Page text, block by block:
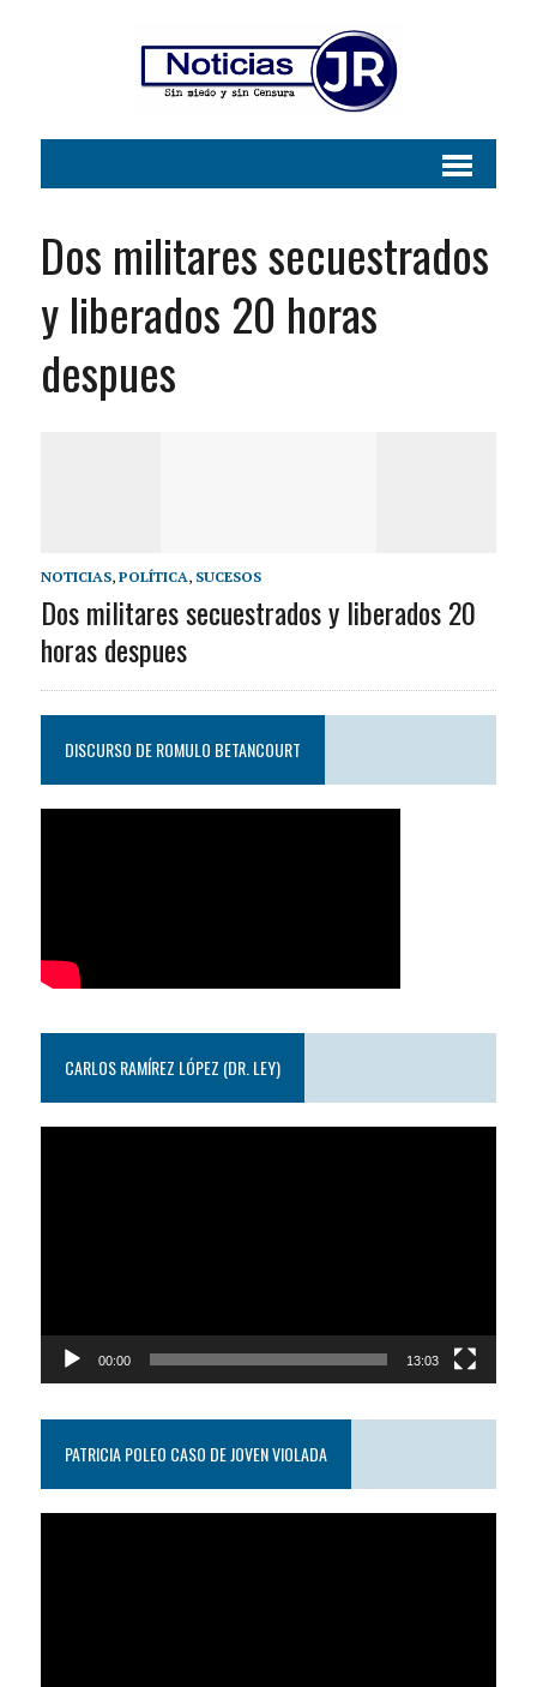
Dos militares secuestrados
y liberados 20 horas
despues
NOTICIAS, POLÍTICA, SUCESOS
Dos militares secuestrados y liberados 20
horas despues
DISCURSO DE ROMULO BETANCOURT
CARLOS RAMÍREZ LÓPEZ (DR. LEY)
00:00 13:03
PATRICIA POLEO CASO DE JOVEN VIOLADA